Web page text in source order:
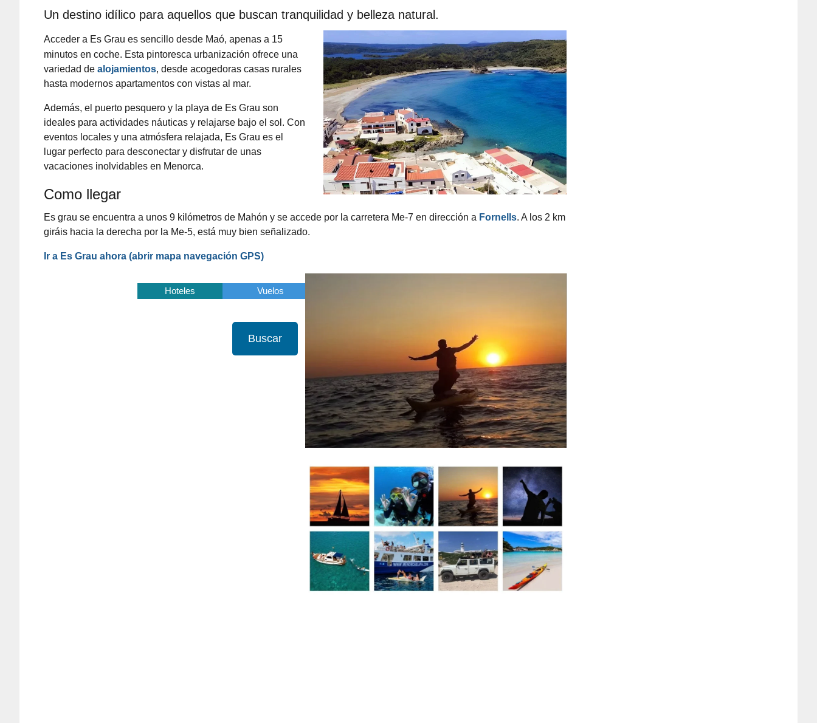
Un destino idílico para aquellos que buscan tranquilidad y belleza natural.
Acceder a Es Grau es sencillo desde Maó, apenas a 15
minutos en coche. Esta pintoresca urbanización ofrece una
variedad de alojamientos, desde acogedoras casas rurales
hasta modernos apartamentos con vistas al mar.
Además, el puerto pesquero y la playa de Es Grau son
ideales para actividades náuticas y relajarse bajo el sol. Con
eventos locales y una atmósfera relajada, Es Grau es el
lugar perfecto para desconectar y disfrutar de unas
vacaciones inolvidables en Menorca.
Como llegar
Es grau se encuentra a unos 9 kilómetros de Mahón y se accede por la carretera Me-7 en dirección a Fornells. A los 2 km
giráis hacia la derecha por la Me-5, está muy bien señalizado.
Ir a Es Grau ahora (abrir mapa navegación GPS)
Hoteles Vuelos
Buscar